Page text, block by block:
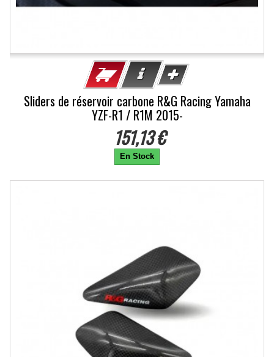
Sliders de réservoir carbone R&G Racing Yamaha
YZF-R1 / R1M 2015-
151,13 €
En Stock